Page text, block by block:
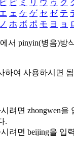
ビ ピ ミ リ ウ ゥ ク
エ ェ ケ ゲ セ ゼ テ
ノ ホ ボ ポ モ ヨ ョ
에서 pinyin(병음)방
하여 사용하시면
려면 zhongwen을
.
려면 beijing을 입